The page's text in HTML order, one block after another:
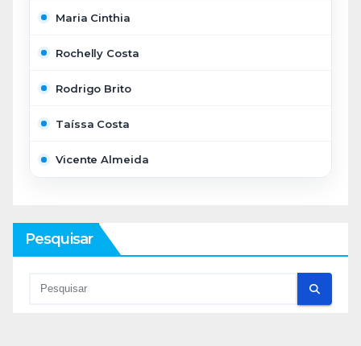
Maria Cinthia
Rochelly Costa
Rodrigo Brito
Taíssa Costa
Vicente Almeida
Pesquisar